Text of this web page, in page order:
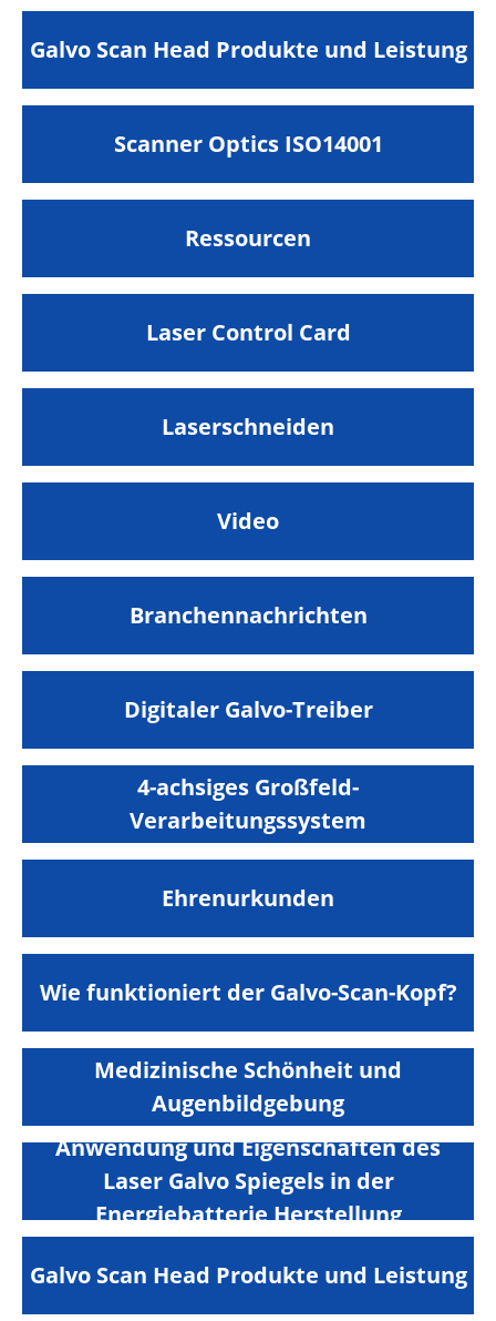
Galvo Scan Head Produkte und Leistung
Scanner Optics ISO14001
Ressourcen
Laser Control Card
Laserschneiden
Video
Branchennachrichten
Digitaler Galvo-Treiber
4-achsiges Großfeld-
Verarbeitungssystem
Ehrenurkunden
Wie funktioniert der Galvo-Scan-Kopf?
Medizinische Schönheit und
Augenbildgebung
Anwendung und Eigenschaften des
Laser Galvo Spiegels in der
Energiebatterie Herstellung
Galvo Scan Head Produkte und Leistung